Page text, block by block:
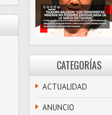
CATEGORÍAS
ACTUALIDAD
ANUNCIO